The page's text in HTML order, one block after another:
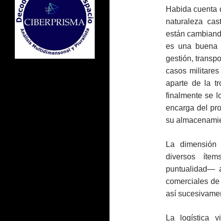
Habida cuenta
naturaleza
están
es una buena
gestión,
casos
aparte de la
finalmente se
encarga del
su
La
diversos
puntualidad—
comerciales
así
La logística